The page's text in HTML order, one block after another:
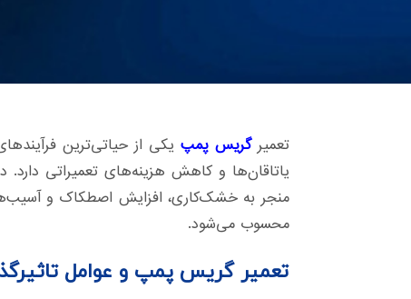
تعمیرگریس پمپ یکی از حیاتی‌ترین
یاتاقان‌ها و کاهش هزینه‌های تعمیراتی دارد.
منجر به خشک‌کاری، افزایش اصطکاک و
محسوب می‌شود.
تعمیر گریس پمپ و عوامل